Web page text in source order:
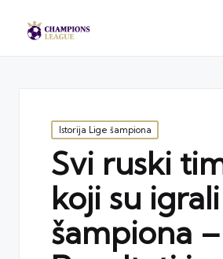
Posted
in
Istorija Lige šampiona
Svi ruski
koji su
šampiona –